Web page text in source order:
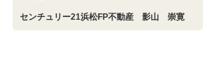
センチュリー21浜松FP不動産 影山 崇寛